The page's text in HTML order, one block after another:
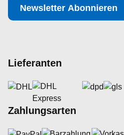
Newsletter Abonnieren
Lieferanten
Zahlungsarten